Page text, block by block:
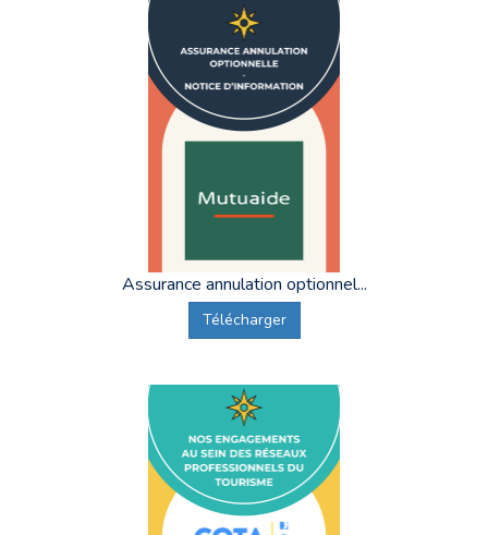
Assurance annulation optionnel...
Télécharger